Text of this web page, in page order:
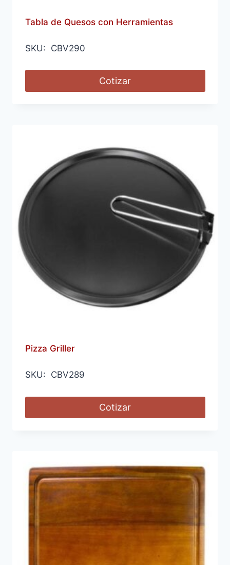
Tabla de Quesos con Herramientas
SKU: CBV290
Cotizar
Pizza Griller
SKU: CBV289
Cotizar